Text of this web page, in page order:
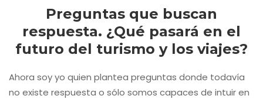
Preguntas que buscan
respuesta. ¿Qué pasará en el
futuro del turismo y los viajes?
Ahora soy yo quien plantea preguntas donde todavía
no existe respuesta o sólo somos capaces de intuir en